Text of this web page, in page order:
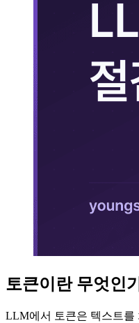
토큰이란 무엇인
LLM에서 토큰은 텍스트를